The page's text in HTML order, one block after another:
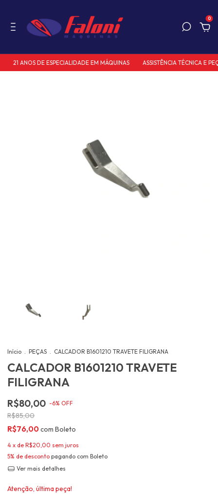
0
21 ANOS DE ESPECIALIDADE EM MÁQUINAS ASSISTÊNCIA TÉCNICA E
Início . PEÇAS . CALCADOR B1601210 TRAVETE FILIGRANA
CALCADOR B1601210 TRAVETE
FILIGRANA
R$80,00 -6% OFF
R$85,00
R$76,00com Boleto
4 x de R$20,00 sem juros
5% de desconto pagando com Boleto
Ver mais detalhes
Atenção, última peça!